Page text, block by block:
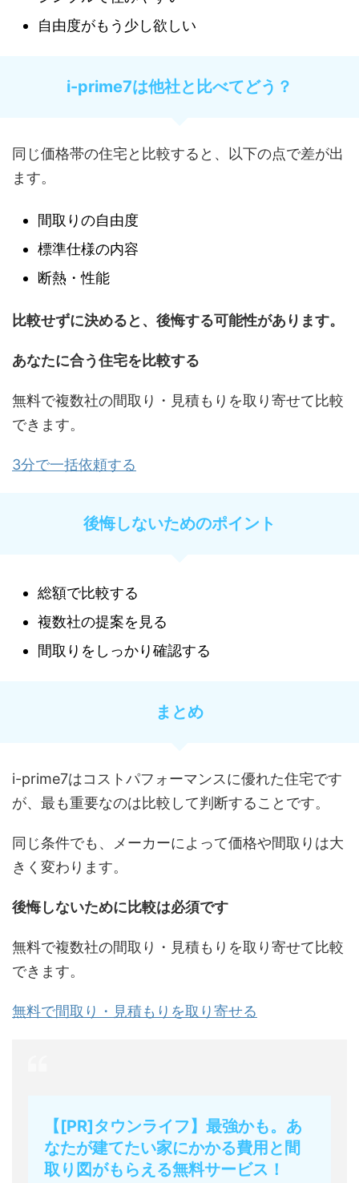
自由度がもう少し欲しい
i-prime7は他社と比べてどう？
同じ価格帯の住宅と比較すると、以下の点で差が出
ます。
間取りの自由度
標準仕様の内容
断熱・性能
比較せずに決めると、後悔する可能性があります。
あなたに合う住宅を比較する
無料で複数社の間取り・見積もりを取り寄せて比較
できます。
3分で一括依頼する
後悔しないためのポイント
総額で比較する
複数社の提案を見る
間取りをしっかり確認する
まとめ
i-prime7はコストパフォーマンスに優れた住宅です
が、最も重要なのは比較して判断することです。
同じ条件でも、メーカーによって価格や間取りは大
きく変わります。
後悔しないために比較は必須です
無料で複数社の間取り・見積もりを取り寄せて比較
できます。
無料で間取り・見積もりを取り寄せる
【[PR]タウンライフ】最強かも。あ
なたが建てたい家にかかる費用と間
取り図がもらえる無料サービス！